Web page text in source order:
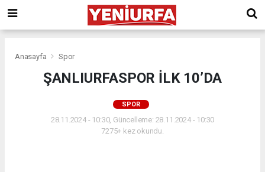
Anasayfa Spor
ŞANLIURFASPOR İLK 10’DA
SPOR
28.11.2024 - 10:30, Güncelleme: 28.11.2024 - 10:30
7275+ kez okundu.